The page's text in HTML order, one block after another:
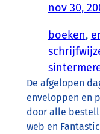
nov 30,
boeken,
De afgelopen
enveloppen en
door alle
web en